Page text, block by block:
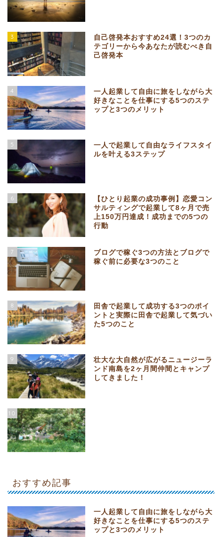
3
自己啓発本おすすめ24選！3つのカ
テゴリーから今あなたが読むべき自
己啓発本
4
一人起業して自由に旅をしながら大
好きなことを仕事にする5つのステ
ップと3つのメリット
5
一人で起業して自由なライフスタイ
ルを叶える3ステップ
6
【ひとり起業の成功事例】恋愛コン
サルティングで起業して8ヶ月で売
上150万円達成！成功までの5つの
行動
7
ブログで稼ぐ3つの方法とブログで
稼ぐ前に必要な3つのこと
8
田舎で起業して成功する3つのポイ
ントと実際に田舎で起業して気づい
た5つのこと
9
壮大な大自然が広がるニュージーラ
ンド南島を2ヶ月間仲間とキャンプ
してきました！
10
おすすめ記事
一人起業して自由に旅をしながら大
好きなことを仕事にする5つのステ
ップと3つのメリット